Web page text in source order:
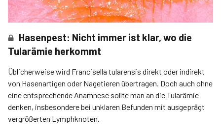
Hasenpest: Nicht immer ist klar, wo die
Tularämie herkommt
Üblicherweise wird Francisella tularensis direkt oder indirekt
von Hasenartigen oder Nagetieren übertragen. Doch auch ohne
eine entsprechende Anamnese sollte man an die Tularämie
denken, insbesondere bei unklaren Befunden mit ausgeprägt
vergrößerten Lymphknoten.